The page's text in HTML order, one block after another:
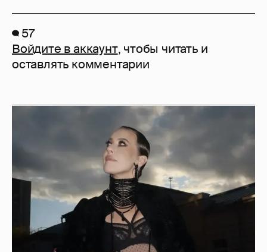
57
Войдите в аккаунт, чтобы читать и
оставлять комментарии